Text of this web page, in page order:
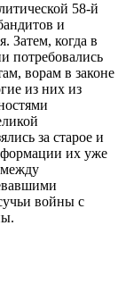
58-й
и
Затем, когда в
потребовались
ворам в законе
из них из
за старое и
формации их уже
между
войны с